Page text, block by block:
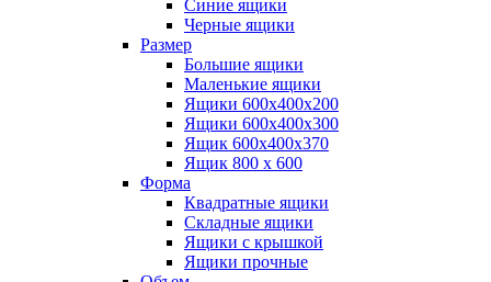
Синие ящики
Черные ящики
Размер
Большие ящики
Маленькие ящики
Ящики 600х400х200
Ящики 600х400х300
Ящик 600х400х370
Ящик 800 х 600
Форма
Квадратные ящики
Складные ящики
Ящики с крышкой
Ящики прочные